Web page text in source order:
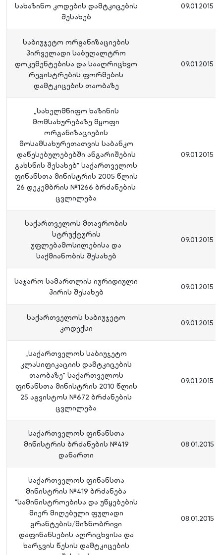
სახაზინო კოდების დამტკიცების
შესახებ
09.01.2015
საბიუჯეტო ორგანიზაციების
პირველადი საბუღალტრო
დოკუმენტებისა და სააღრიცხვო
რეგისტრების ფორმების
დამტკიცების თაობაზე
09.01.2015
„სახელმწიფო ხაზინის
მომსახურებაზე მყოფი
ორგანიზაციების
მოსამსახურეთათვის საბანკო
დაწესებულებებში ანგარიშების
გახსნის შესახებ" საქართველოს
ფინანსთა მინისტრის 2005 წლის
26 დეკემბრის №1266 ბრძანების
ცვლილება
09.01.2015
საქართველოს მთავრობის
სტრუქტურის
უფლებამოსილებისა და
საქმიანობის შესახებ
09.01.2015
საჯარო სამართლის იურიდიული
პირის შესახებ
09.01.2015
საქართველოს საბიუჯეტო
კოდექსი
09.01.2015
„საქართველოს საბიუჯეტო
კლასიფიკაციის დამტკიცების
თაობაზე" საქართველოს
ფინანსთა მინისტრის 2010 წლის
25 აგვისტოს №672 ბრძანების
ცვლილება
09.01.2015
საქართველოს ფინანსთა
მინისტრის ბრძანების №419
დანართი
08.01.2015
საქართველოს ფინანსთა
მინისტრის №419 ბრძანება
"სამინისტროებისა და უწყებების
მიერ მიღებული ფულადი
გრანტების/მიზნობრივი
დაფინანსების აღრიცხვისა და
ხარჯვის წესის დამტკიცების
08.01.2015